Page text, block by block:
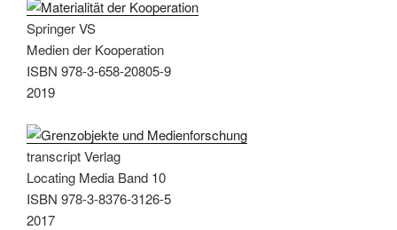
Springer VS
Medien der Kooperation
ISBN 978-3-658-20805-9
2019
transcript Verlag
Locating Media Band 10
ISBN 978-3-8376-3126-5
2017